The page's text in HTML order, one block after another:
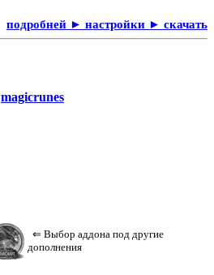
подробней ► настройки ► скачать
magicrunes
⇐ Выбор аддона под другие
дополнения